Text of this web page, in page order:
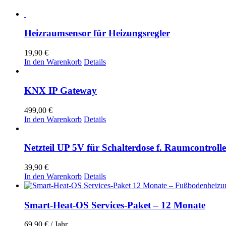
Heizraumsensor für Heizungsregler
19,90 €
In den Warenkorb Details
KNX IP Gateway
499,00 €
In den Warenkorb Details
Netzteil UP 5V für Schalterdose f.
39,90 €
In den Warenkorb Details
Smart-Heat-OS Services-Paket – 12 Monate